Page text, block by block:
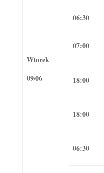
Wtorek
09/06
06:30
07:00
18:00
18:00
06:30